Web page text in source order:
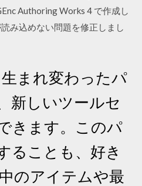
Authoring Works 4 で作成し
み込めない問題を修正しまし
まれ変わったパ
新しいツールセ
きます。このパ
ることも、好き
のアイテムや最